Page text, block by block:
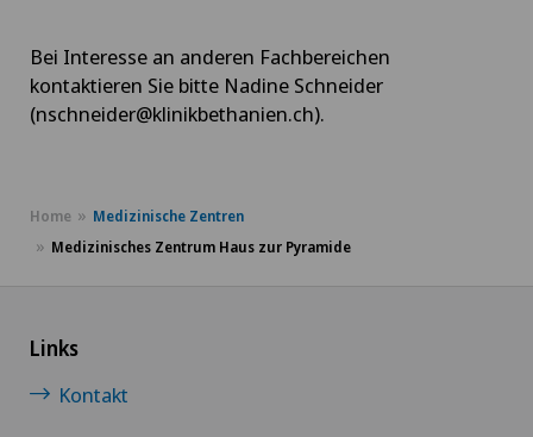
Bei Interesse an anderen Fachbereichen
kontaktieren Sie bitte Nadine Schneider
(nschneider@klinikbethanien.ch).
Home
Medizinische Zentren
Medizinisches Zentrum Haus zur Pyramide
Links
Kontakt